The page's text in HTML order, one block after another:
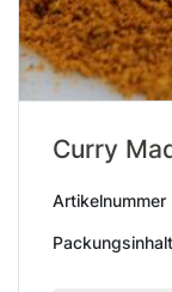
Curry
Artikelnummer
Packungsinhalt